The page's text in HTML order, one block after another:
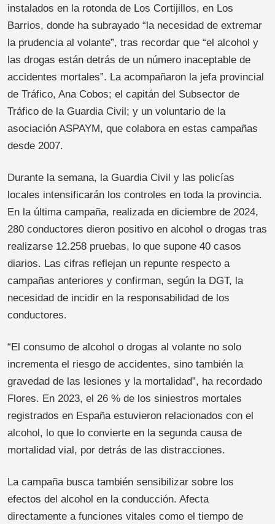
instalados en la rotonda de Los Cortijillos, en Los
Barrios, donde ha subrayado “la necesidad de extremar
la prudencia al volante”, tras recordar que “el alcohol y
las drogas están detrás de un número inaceptable de
accidentes mortales”. La acompañaron la jefa provincial
de Tráfico, Ana Cobos; el capitán del Subsector de
Tráfico de la Guardia Civil; y un voluntario de la
asociación ASPAYM, que colabora en estas campañas
desde 2007.
Durante la semana, la Guardia Civil y las policías
locales intensificarán los controles en toda la provincia.
En la última campaña, realizada en diciembre de 2024,
280 conductores dieron positivo en alcohol o drogas tras
realizarse 12.258 pruebas, lo que supone 40 casos
diarios. Las cifras reflejan un repunte respecto a
campañas anteriores y confirman, según la DGT, la
necesidad de incidir en la responsabilidad de los
conductores.
“El consumo de alcohol o drogas al volante no solo
incrementa el riesgo de accidentes, sino también la
gravedad de las lesiones y la mortalidad”, ha recordado
Flores. En 2023, el 26 % de los siniestros mortales
registrados en España estuvieron relacionados con el
alcohol, lo que lo convierte en la segunda causa de
mortalidad vial, por detrás de las distracciones.
La campaña busca también sensibilizar sobre los
efectos del alcohol en la conducción. Afecta
directamente a funciones vitales como el tiempo de